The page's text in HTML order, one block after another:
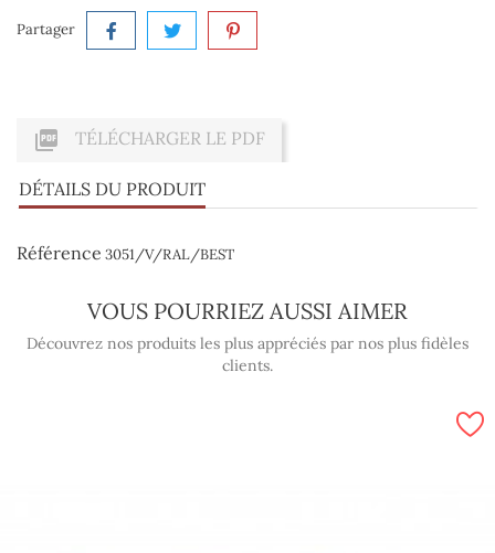
Partager
 TÉLÉCHARGER LE PDF
DÉTAILS DU PRODUIT
Référence 3051/V/RAL/BEST
VOUS POURRIEZ AUSSI AIMER
Découvrez nos produits les plus appréciés par nos plus fidèles
clients.